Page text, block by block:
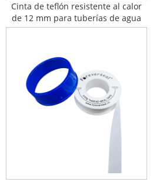
Cinta de teflón resistente al calor
de 12 mm para tuberías de agua